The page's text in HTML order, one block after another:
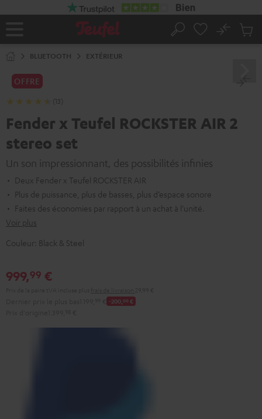
Page
Rechercher
No
BLUETOOTH EXTÉRIEUR
OFFRE
(13)
Fender x Teufel ROCKSTER AIR 2
stereo set
Un son impressionnant, des possibilités infinies
Deux Fender x Teufel ROCKSTER AIR
Plus de puissance, plus de basses, plus d’espace sonore
Faites des économies par rapport à un achat à l’unité.
Voir plus
Couleur: Black & Steel
999,99 €
-200,00 €